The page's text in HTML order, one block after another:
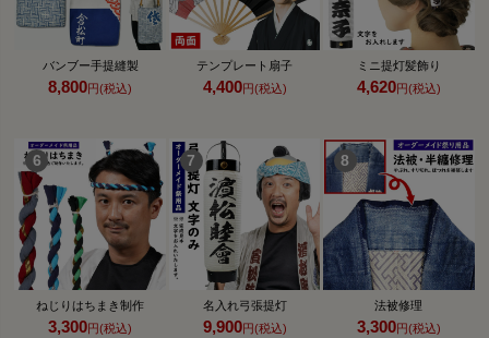
バンブー手提縫製
8,800円(税込)
テンプレート扇子
4,400円(税込)
ミニ提灯髪飾り
4,620円(税込)
ねじりはちまき制作
3,300円(税込)
名入れ弓張提灯
9,900円(税込)
法被修理
3,300円(税込)